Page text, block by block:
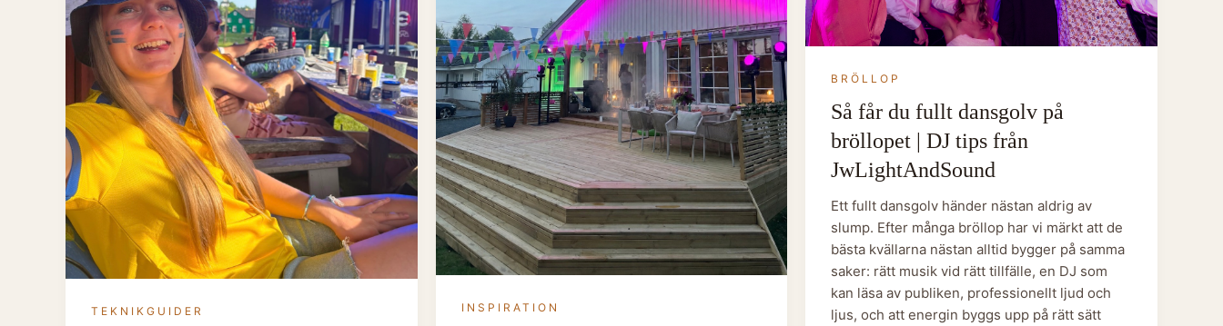
TEKNIKGUIDER INSPIRATION
BRÖLLOP
Så får du fullt dansgolv på
bröllopet | DJ tips från
JwLightAndSound
Ett fullt dansgolv händer nästan aldrig av
slump. Efter många bröllop har vi märkt att de
bästa kvällarna nästan alltid bygger på samma
saker: rätt musik vid rätt tillfälle, en DJ som
kan läsa av publiken, professionellt ljud och
ljus, och att energin byggs upp på rätt sätt